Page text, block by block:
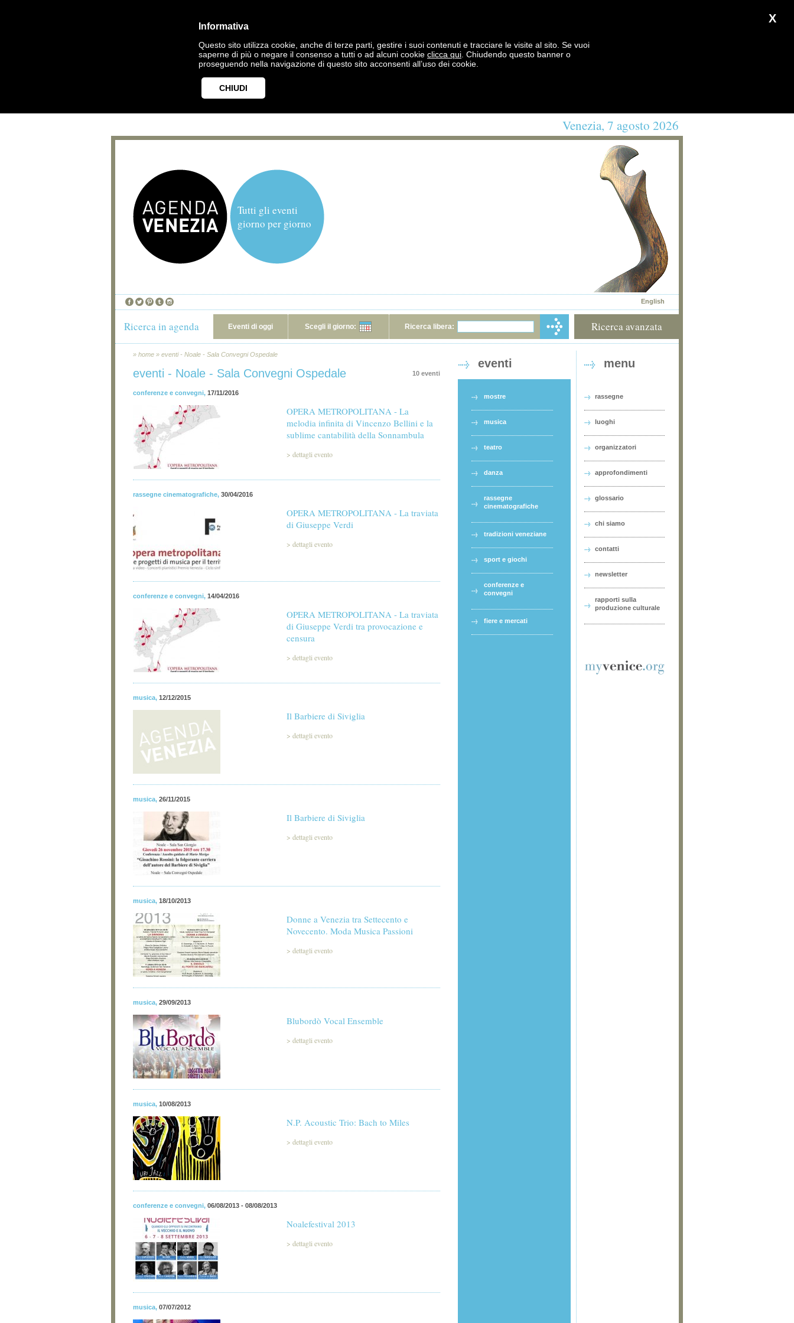
X
Informativa
Questo sito utilizza cookie, anche di terze parti, gestire i suoi contenuti e tracciare le visite al sito. Se vuoi
saperne di più o negare il consenso a tutti o ad alcuni cookie clicca qui . Chiudendo questo banner o
proseguendo nella navigazione di questo sito acconsenti all’uso dei cookie.
CHIUDI
Venezia, 7 agosto 2026
Tutti gli eventi
giorno per giorno
English
Ricerca in agenda Eventi di oggi Scegli il giorno: Ricerca libera: Ricerca avanzata
» home » eventi - Noale - Sala Convegni Ospedale
10 eventi
eventi - Noale - Sala Convegni Ospedale
conferenze e convegni, 17/11/2016
OPERA METROPOLITANA - La
melodia infinita di Vincenzo Bellini e la
sublime cantabilità della Sonnambula
> dettagli evento
rassegne cinematografiche, 30/04/2016
OPERA METROPOLITANA - La traviata
di Giuseppe Verdi
> dettagli evento
conferenze e convegni, 14/04/2016
OPERA METROPOLITANA - La traviata
di Giuseppe Verdi tra provocazione e
censura
> dettagli evento
musica, 12/12/2015
Il Barbiere di Siviglia
> dettagli evento
musica, 26/11/2015
Il Barbiere di Siviglia
> dettagli evento
musica, 18/10/2013
Donne a Venezia tra Settecento e
Novecento. Moda Musica Passioni
> dettagli evento
musica, 29/09/2013
Blubordò Vocal Ensemble
> dettagli evento
musica, 10/08/2013
N.P. Acoustic Trio: Bach to Miles
> dettagli evento
conferenze e convegni, 06/08/2013 - 08/08/2013
Noalefestival 2013
> dettagli evento
musica, 07/07/2012
eventi
mostre
musica
teatro
danza
rassegne
cinematografiche
tradizioni veneziane
sport e giochi
conferenze e
convegni
fiere e mercati
menu
rassegne
luoghi
organizzatori
approfondimenti
glossario
chi siamo
contatti
newsletter
rapporti sulla
produzione culturale